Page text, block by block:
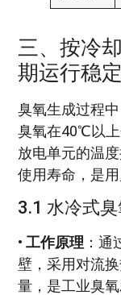
三、按冷
期运行稳
臭氧生成过程
臭氧在40℃以上
放电单元的温
使用寿命，是
3.1 水冷式
• 工作原理 ：
壁，采用对流
量，是工业臭